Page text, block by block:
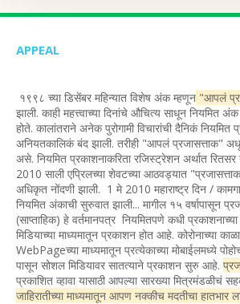
APPEAL
१९९८ च्या डिसेंबर महिन्यात विशेष अंक म्हणून "आपलं
झाली. काही महत्त्वाच्या दिनांचे औचित्य साधून नियमित
होते. कालांतराने अनेक पुरोगामी विचारांची दैनिकं नियमित
अनियतकालिकं बंद झाली. तरीही "आपलं प्रजासत्ताक"
असे. नियमित प्रकाशनाकरिता रजिस्ट्रेशन अर्थात
2010 साली एप्रिलच्या शेवटच्या आठवड्यात
अधिकृत नोंदणी झाली. 1 मे 2010 महाराष्ट्र दिन /
नियमित अंकाची सुरुवात झाली... मागील १५ वर्षापासून
(साप्ताहिक) हे वर्तमानपत्र नियमितपणे कधी
मिडियाच्या माध्यमातून प्रकाशन होत आहे. कोरोनाच्या
WebPageच्या माध्यमातून प्रत्येकाच्या मोबाईलमध्ये
पासून सोशल मिडियावर सातत्याने प्रकाशन सुरु आहे.
प्रकाशित व्हावा यासाठी आपल्या सारख्या मित्रमंडळीचं
जाहिरातीच्या माध्यमातून आपण नक्कीच मदतीचा हातभार